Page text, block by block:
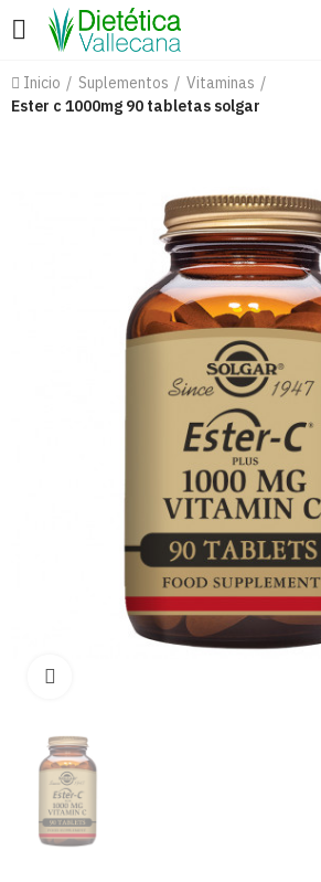
Inicio Suplementos
Vitaminas
Ester c 1000mg 90 tabletas solgar